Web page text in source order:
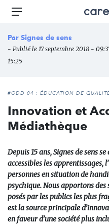
Aller
principal
des
Menu
Par Signes de sens
- Publié le 17 septembre 2018 -
15:25
#ODD 04 : ÉDUCATION DE
Innovation et
Médiathèque
Depuis 15 ans, Signes de sens
accessibles les
personnes en situation de
psychique. Nous apportons
posés par les publics les plus
est la source principale
en faveur d’une société plus